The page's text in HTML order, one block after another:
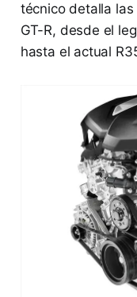
técnico detalla
GT-R, desde el
hasta el actual